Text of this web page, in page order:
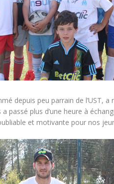
depuis peu parrain de
passé plus d’une heure à
et motivante pour nos